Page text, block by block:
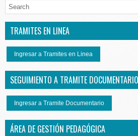
TRAMITES EN LINEA
Ingresar a Tramites en Linea
SEGUIMIENTO A TRAMITE DOCUMENTARIO
Ingresar a Tramite Documentario
ÁREA DE GESTIÓN PEDAGÓGICA